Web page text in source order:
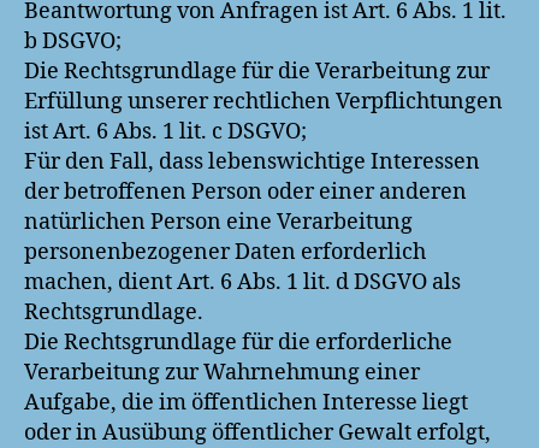
Beantwortung von Anfragen ist Art. 6 Abs. 1 lit.
b DSGVO;
Die Rechtsgrundlage für die Verarbeitung zur
Erfüllung unserer rechtlichen Verpflichtungen
ist Art. 6 Abs. 1 lit. c DSGVO;
Für den Fall, dass lebenswichtige Interessen
der betroffenen Person oder einer anderen
natürlichen Person eine Verarbeitung
personenbezogener Daten erforderlich
machen, dient Art. 6 Abs. 1 lit. d DSGVO als
Rechtsgrundlage.
Die Rechtsgrundlage für die erforderliche
Verarbeitung zur Wahrnehmung einer
Aufgabe, die im öffentlichen Interesse liegt
oder in Ausübung öffentlicher Gewalt erfolgt,